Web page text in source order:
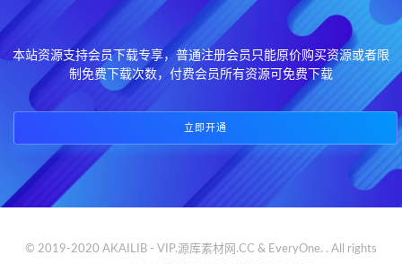
本站资源支持会员下载专享，普通注册会员只能原价购买资源或者限
制免费下载次数，付费会员所有资源可免费下载
立即开通
© 2019-2020 AKAILIB - VIP.源库素材网.CC & EveryOne. . All rights